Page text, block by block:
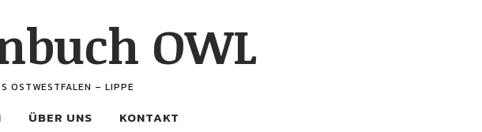
OWL
OSTWESTFALEN – LIPPE
ÜBER UNS KONTAKT